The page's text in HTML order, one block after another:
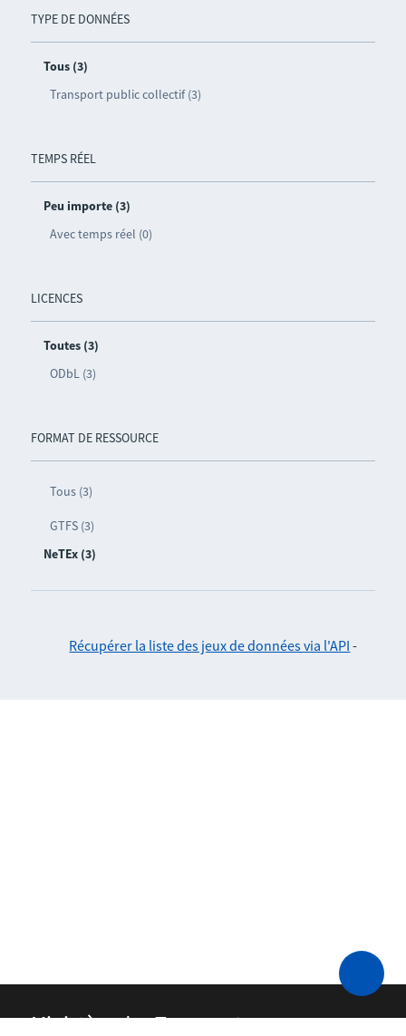
TYPE DE DONNÉES
Tous (3)
Transport public collectif (3)
TEMPS RÉEL
Peu importe (3)
Avec temps réel (0)
LICENCES
Toutes (3)
ODbL (3)
FORMAT DE RESSOURCE
Tous (3)
GTFS (3)
NeTEx (3)
Récupérer la liste des jeux de données via l'API -
Ministère des Transports